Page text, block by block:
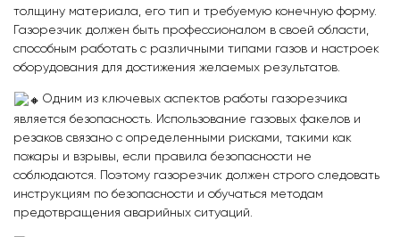
толщину материала, его тип и требуемую конечную форму.
Газорезчик должен быть профессионалом в своей области,
способным работать с различными типами газов и настроек
оборудования для достижения желаемых результатов.
Одним из ключевых аспектов работы газорезчика
является безопасность. Использование газовых факелов и
резаков связано с определенными рисками, такими как
пожары и взрывы, если правила безопасности не
соблюдаются. Поэтому газорезчик должен строго следовать
инструкциям по безопасности и обучаться методам
предотвращения аварийных ситуаций.